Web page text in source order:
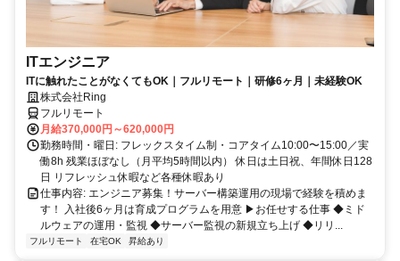
ITエンジニア
ITに触れたことがなくてもOK｜フルリモート｜研修6ヶ月｜未経験OK
株式会社Ring
フルリモート
月給370,000円～620,000円
勤務時間・曜日: フレックスタイム制・コアタイム10:00〜15:00／実
働8h 残業ほぼなし（月平均5時間以内） 休日は土日祝、年間休日128
日 リフレッシュ休暇など各種休暇あり
仕事内容: エンジニア募集！サーバー構築運用の現場で経験を積めま
す！ 入社後6ヶ月は育成プログラムを用意 ▶お任せする仕事 ◆ミド
ルウェアの運用・監視 ◆サーバー監視の新規立ち上げ ◆リリ...
フルリモート 在宅OK 昇給あり